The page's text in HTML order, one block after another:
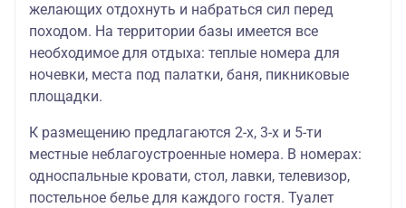
желающих отдохнуть и набраться сил перед
походом. На территории базы имеется все
необходимое для отдыха: теплые номера для
ночевки, места под палатки, баня, пикниковые
площадки.
К размещению предлагаются 2-х, 3-х и 5-ти
местные неблагоустроенные номера. В номерах:
односпальные кровати, стол, лавки, телевизор,
постельное белье для каждого гостя. Туалет